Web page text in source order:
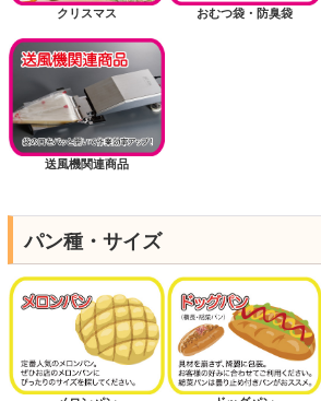
クリスマス おむつ袋・防臭袋
送風機関連商品
パン種・サイズ